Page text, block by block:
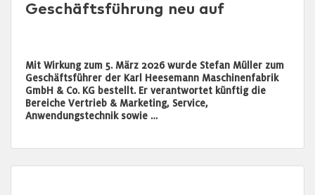
Geschäftsführung neu auf
Mit Wirkung zum 5. März 2026 wurde Stefan Müller zum
Geschäftsführer der Karl Heesemann Maschinenfabrik
GmbH & Co. KG bestellt. Er verantwortet künftig die
Bereiche Vertrieb & Marketing, Service,
Anwendungstechnik sowie …